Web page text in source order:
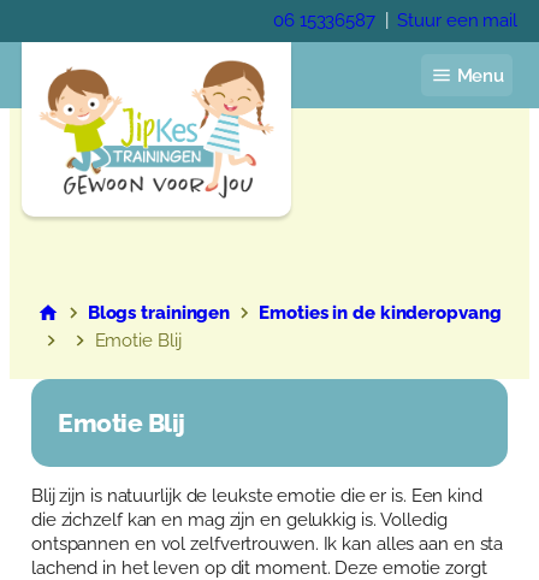
naar
inhoud
06 15336587|Stuur een mail
Menu
Voor de kinderopvang
Veelgestelde vragen
Voor het onderwijs
Over Anja Lutz
Over Anja Lutz
Aanbod
Blogs trainingen
Emoties in de kinderopvang
Emotie Blij
Emotie Blij
Blij zijn is natuurlijk de leukste emotie die er is. Een kind
die zichzelf kan en mag zijn en gelukkig is. Volledig
ontspannen en vol zelfvertrouwen. Ik kan alles aan en sta
lachend in het leven op dit moment. Deze emotie zorgt